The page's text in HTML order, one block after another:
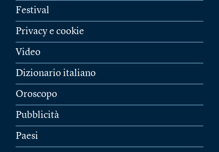
Festival
Privacy e cookie
Video
Dizionario italiano
Oroscopo
Pubblicità
Paesi